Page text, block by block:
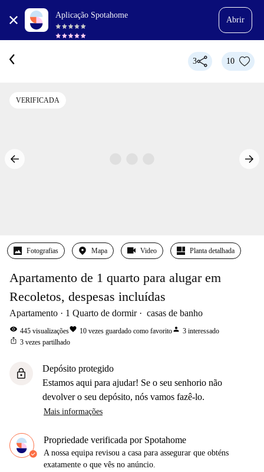
Aplicação Spotahome
Abrir
3 10
VERIFICADA
Fotografias Mapa Video Planta detalhada
Apartamento de 1 quarto para alugar em
Recoletos, despesas incluídas
Apartamento 1 Quarto de dormir casas de banho
visibility 445 visualizaçõesfavorite 10 vezes guardado como favoritoperson 3 interessado
ios_share 3 vezes partilhado
lock
Depósito protegido
Estamos aqui para ajudar! Se o seu senhorio não
devolver o seu depósito, nós vamos fazê-lo.
Mais informações
Propriedade verificada por Spotahome
A nossa equipa revisou a casa para assegurar que obténs
exatamente o que vês no anúncio.